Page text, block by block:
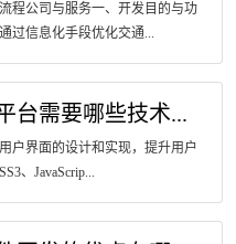
程公司与服务一、开发目的与功
过信息化手段优化交通...
台需要哪些技术...
户界面的设计和实现，提升用户
、JavaScrip...